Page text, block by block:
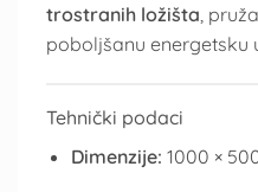
trostranih ložišta ,
poboljšanu energetsku
Tehnički podaci
Dimenzije: 1000 ×